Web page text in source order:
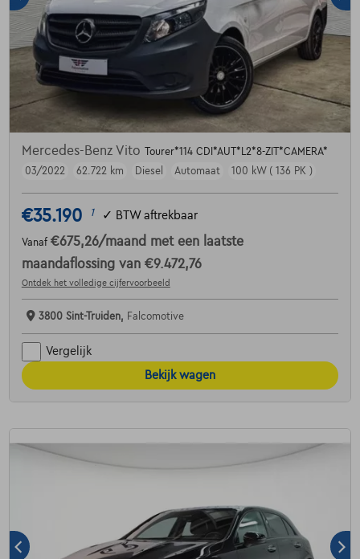
Mercedes-Benz Vito Tourer*114 CDI*AUT*L2*8-ZIT*CAMERA*
03/2022
62.722 km Diesel Automaat 100 kW ( 136 PK )
€35.190 1 ✓ BTW aftrekbaar
Vanaf €675,26/maand met een laatste
maandaflossing van €9.472,76
Ontdek het volledige cijfervoorbeeld
3800 Sint-Truiden, Falcomotive
Vergelijk
Bekijk wagen